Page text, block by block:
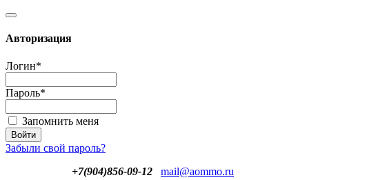
Авторизация
Логин*
Пароль*
Запомнить меня
Забыли свой пароль?
+7(904)856-09-12
mail@aommo.ru